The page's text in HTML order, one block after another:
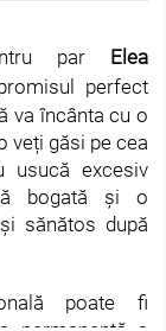
par Elea
perfect
va încânta cu o
veți găsi pe cea
usucă excesiv
bogată și o
sănătos după
poate fi